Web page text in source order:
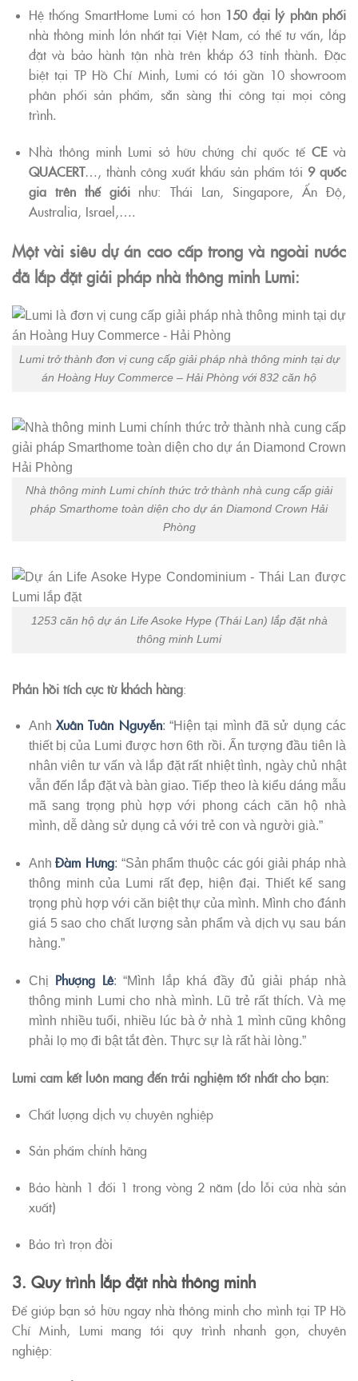
Hệ thống SmartHome Lumi có hơn 150 đại lý phân phối
nhà thông minh lớn nhất tại Việt Nam, có thể tư vấn, lắp
đặt và bảo hành tận nhà trên khắp 63 tỉnh thành. Đặc
biệt tại TP Hồ Chí Minh, Lumi có tới gần 10 showroom
phân phối sản phẩm, sẵn sàng thi công tại mọi công
trình.
Nhà thông minh Lumi sở hữu chứng chỉ quốc tế CEvà
QUACERT…, thành công xuất khẩu sản phẩm tới 9 quốc
gia trên thế giớinhư: Thái Lan, Singapore, Ấn Độ,
Australia, Israel,….
Một vài siêu dự án cao cấp trong và ngoài nước
đã lắp đặt giải pháp nhà thông minh Lumi:
Lumi trở thành đơn vị cung cấp giải pháp nhà thông minh tại dự
án Hoàng Huy Commerce – Hải Phòng với 832 căn hộ
Nhà thông minh Lumi chính thức trở thành nhà cung cấp giải
pháp Smarthome toàn diện cho dự án Diamond Crown Hải
Phòng
1253 căn hộ dự án Life Asoke Hype (Thái Lan) lắp đặt nhà
thông minh Lumi
Phản hồi tích cực từ khách hàng:
AnhXuân Tuân Nguyễn: “Hiện tại mình đã sử dụng các
thiết bị của Lumi được hơn 6th rồi. Ấn tượng đầu tiên là
nhân viên tư vấn và lắp đặt rất nhiệt tình, ngày chủ nhật
vẫn đến lắp đặt và bàn giao. Tiếp theo là kiểu dáng mẫu
mã sang trọng phù hợp với phong cách căn hộ nhà
mình, dễ dàng sử dụng cả với trẻ con và người già.”
AnhĐàm Hưng: “Sản phẩm thuộc các gói giải pháp nhà
thông minh của Lumi rất đẹp, hiện đại. Thiết kế sang
trọng phù hợp với căn biệt thự của mình. Mình cho đánh
giá 5 sao cho chất lượng sản phẩm và dịch vụ sau bán
hàng.”
Chị Phượng Lê: “Mình lắp khá đầy đủ giải pháp nhà
thông minh Lumi cho nhà mình. Lũ trẻ rất thích. Và mẹ
mình nhiều tuổi, nhiều lúc bà ở nhà 1 mình cũng không
phải lọ mọ đi bật tắt đèn. Thực sự là rất hài lòng.”
Lumi cam kết luôn mang đến trải nghiệm tốt nhất cho bạn:
Chất lượng dịch vụ chuyên nghiệp
Sản phẩm chính hãng
Bảo hành 1 đổi 1 trong vòng 2 năm (do lỗi của nhà sản
xuất)
Bảo trì trọn đời
3. Quy trình lắp đặt nhà thông minh
Để giúp bạn sở hữu ngay nhà thông minh cho mình tại TP Hồ
Chí Minh, Lumi mang tới quy trình nhanh gọn, chuyên
nghiệp: